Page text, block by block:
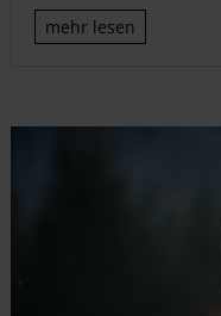
mehr lesen